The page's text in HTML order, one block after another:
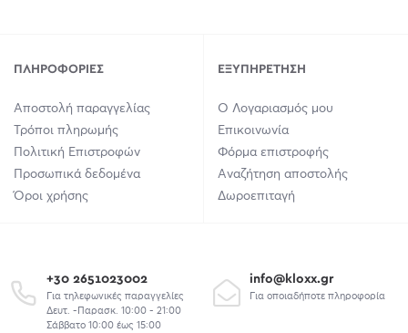
ΠΛΗΡΟΦΟΡΊΕΣ
Αποστολή παραγγελίας
Τρόποι πληρωμής
Πολιτική Επιστροφών
Προσωπικά δεδομένα
Όροι χρήσης
ΕΞΥΠΗΡΈΤΗΣΗ
Ο Λογαριασμός μου
Επικοινωνία
Φόρμα επιστροφής
Αναζήτηση αποστολής
Δωροεπιταγή
+30 2651023002
Για τηλεφωνικές παραγγελίες
Δευτ. -Παρασκ. 10:00 - 21:00
Σάββατο 10:00 έως 15:00
info@kloxx.gr
Για οποιαδήποτε πληροφορία